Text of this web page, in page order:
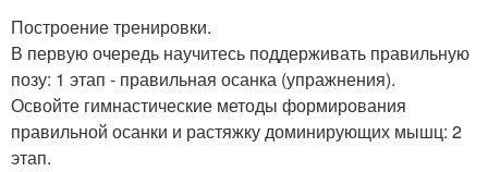
Построение тренировки.
В первую очередь научитесь поддерживать правильную
позу: 1 этап - правильная осанка (упражнения).
Освойте гимнастические методы формирования
правильной осанки и растяжку доминирующих мышц: 2
этап.